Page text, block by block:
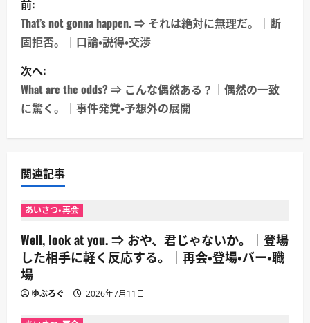
稿
ナ
ビ
ゲ
ー
シ
ョ
ン
前:
That’s not gonna happen. ⇒ それは絶対に無理だ。｜断
固拒否。｜口論・説得・交渉
次へ:
What are the odds? ⇒ こんな偶然ある？｜偶然の一致
に驚く。｜事件発覚・予想外の展開
関連記事
あいさつ・再会
Well, look at you. ⇒ おや、君じゃないか。｜登場
した相手に軽く反応する。｜再会・登場・バー・職
場
ゆぶろぐ 2026年7月11日